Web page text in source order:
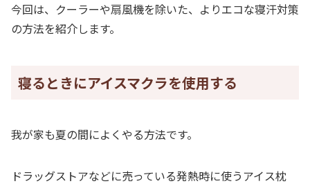
今回は、クーラーや扇風機を除いた、よりエコな寝汗対策
の方法を紹介します。
寝るときにアイスマクラを使用する
我が家も夏の間によくやる方法です。
ドラッグストアなどに売っている発熱時に使うアイス枕